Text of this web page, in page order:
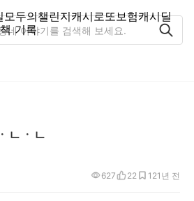
모두의챌린지캐시로또보험캐시딜
기록
ㄴㆍㄴ
1년 전
627 22 12